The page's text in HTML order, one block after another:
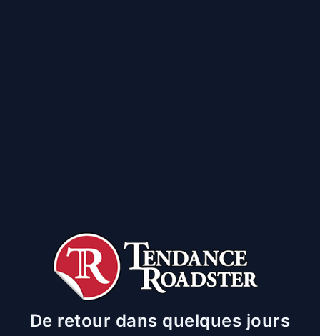
De retour dans quelques jours